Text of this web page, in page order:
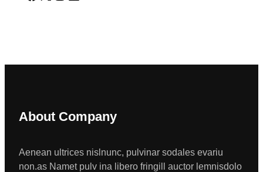
About Company
Aenean ultrices nislnunc, pulvinar sodales evariu
non.as Namet pulv ina libero fringill auctor lemnisdolo